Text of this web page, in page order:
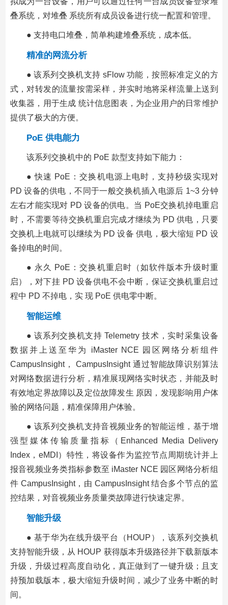
叠系统，对堆叠 系统所有成员设备进行统一配置和管理。
● 支持电口堆叠，简单构建堆叠系统，成本低。
精准的网流分析
● 该系列交换机支持 sFlow 功能，按照标准定义的方
式，对转发的流量按需采样，并实时地将采样流量上送到
收集器，用于生成 统计信息图表，为企业用户的日常维护
提供了极大的方便。
PoE 供电能力
该系列交换机中的 PoE 款型支持如下能力：
● 快速 PoE：交换机电源上电时，支持秒级实现对
PD 设备的供电，不同于一般交换机插入电源后 1~3 分钟
左右才能实现对 PD 设备的供电。当 PoE交换机掉电重启
时，不需要等待交换机重启完成才继续为 PD 供电，只要
交换机上电就可以继续为 PD 设备 供电，极大缩短 PD 设
备掉电的时间。
● 永久 PoE：交换机重启时（如软件版本升级时重
启），对下挂 PD 设备供电不会中断，保证交换机重启过
程中 PD 不掉电，实 现 PoE 供电零中断。
智能运维
● 该系列交换机支持 Telemetry 技术，实时采集设备
数据并上送至华为 iMaster NCE 园区网络分析组件
CampusInsight， CampusInsight 通过智能故障识别算法
对网络数据进行分析，精准展现网络实时状态，并能及时
有效地定界故障以及定位故障发生 原因，发现影响用户体
验的网络问题，精准保障用户体验。
● 该系列交换机支持音视频业务的智能运维，基于增
强型媒体传输质量指标（Enhanced Media Delivery
Index，eMDI）特性，将设备作为监控节点周期统计并上
报音视频业务类指标参数至 iMaster NCE 园区网络分析组
件 CampusInsight，由 CampusInsight 结合多个节点的监
控结果，对音视频业务质量类故障进行快速定界。
智能升级
● 基于华为在线升级平台（HOUP），该系列交换机
支持智能升级，从 HOUP 获得版本升级路径并下载新版本
升级，升级过程高度自动化，真正做到了一键升级；且支
持预加载版本，极大缩短升级时间，减少了业务中断的时
间。